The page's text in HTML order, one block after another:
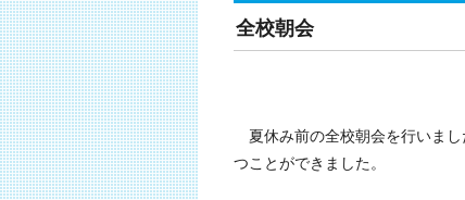
全校朝会
夏休み前の全校朝会を行いま
つことができました。